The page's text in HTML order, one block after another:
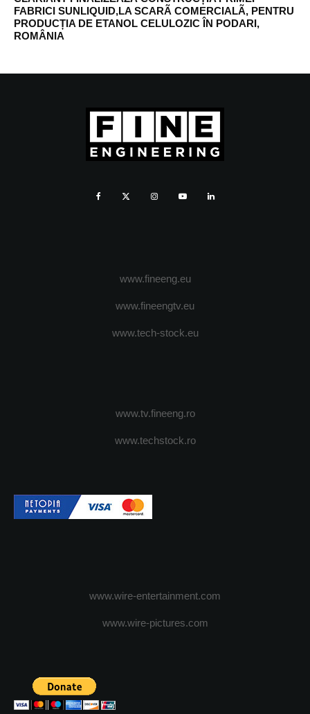
FABRICI SUNLIQUID,LA SCARÃ COMERCIALÃ, PENTRU
PRODUCȚIA DE ETANOL CELULOZIC ÎN PODARI,
ROMÂNIA
www.fineeng.eu
www.fineengtv.eu
www.tech-stock.eu
www.tv.fineeng.ro
www.techstock.ro
www.wire-entertainment.com
www.wire-pictures.com